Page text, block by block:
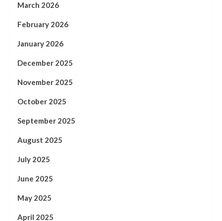
March 2026
February 2026
January 2026
December 2025
November 2025
October 2025
September 2025
August 2025
July 2025
June 2025
May 2025
April 2025